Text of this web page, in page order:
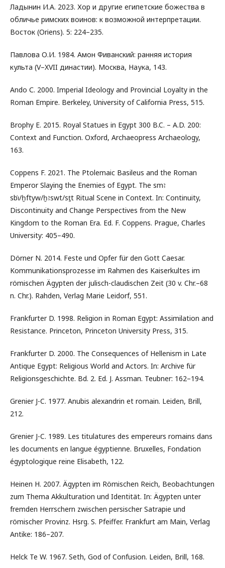
Ладынин И.А. 2023. Хор и другие египетские божества в
обличье римских воинов: к возможной интерпретации.
Восток (Oriens). 5: 224–235.
Павлова О.И. 1984. Амон Фиванский: ранняя история
культа (V–XVII династии). Москва, Наука, 143.
Ando С. 2000. Imperial Ideology and Provincial Loyalty in the
Roman Empire. Berkeley, University of California Press, 515.
Brophy E. 2015. Royal Statues in Egypt 300 B.C. – A.D. 200:
Context and Function. Oxford, Archaeopress Archaeology,
163.
Coppens F. 2021. The Ptolemaic Basileus and the Roman
Emperor Slaying the Enemies of Egypt. The smꜣ
sbı͗/ḫftyw/ḫꜣswt/sṯt Ritual Scene in Context. In: Continuity,
Discontinuity and Change Perspectives from the New
Kingdom to the Roman Era. Ed. F. Coppens. Prague, Charles
University: 405–490.
Dörner N. 2014. Feste und Opfer für den Gott Caesar.
Kommunikationsprozesse im Rahmen des Kaiserkultes im
römischen Ägypten der julisch-claudischen Zeit (30 v. Chr.–68
n. Chr.). Rahden, Verlag Marie Leidorf, 551.
Frankfurter D. 1998. Religion in Roman Egypt: Assimilation and
Resistance. Princeton, Princeton University Press, 315.
Frankfurter D. 2000. The Consequences of Hellenism in Late
Antique Egypt: Religious World and Actors. In: Archive für
Religionsgeschichte. Bd. 2. Ed. J. Assman. Teubner: 162–194.
Grenier J-C. 1977. Anubis alexandrin et romain. Leiden, Brill,
212.
Grenier J-C. 1989. Les titulatures des empereurs romains dans
les documents en langue égyptienne. Bruxelles, Fondation
égyptologique reine Elisabeth, 122.
Heinen H. 2007. Ägypten im Römischen Reich, Beobachtungen
zum Thema Akkulturation und Identität. In: Ägypten unter
fremden Herrschern zwischen persischer Satrapie und
römischer Provinz. Hsrg. S. Pfeiffer. Frankfurt am Main, Verlag
Antike: 186–207.
Helck Te W. 1967. Seth, God of Confusion. Leiden, Brill, 168.